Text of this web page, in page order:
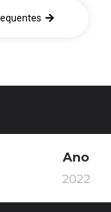
Ano
2022